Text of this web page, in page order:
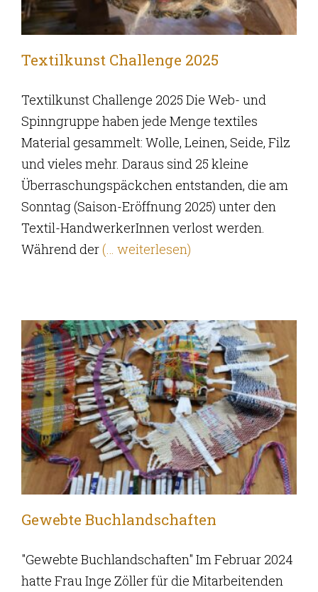
Textilkunst Challenge 2025
Textilkunst Challenge 2025 Die Web- und
Spinngruppe haben jede Menge textiles
Material gesammelt: Wolle, Leinen, Seide, Filz
und vieles mehr. Daraus sind 25 kleine
Überraschungspäckchen entstanden, die am
Sonntag (Saison-Eröffnung 2025) unter den
Textil-HandwerkerInnen verlost werden.
Während der(… weiterlesen)
Gewebte Buchlandschaften
"Gewebte Buchlandschaften" Im Februar 2024
hatte Frau Inge Zöller für die Mitarbeitenden